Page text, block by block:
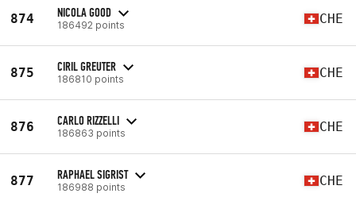
874 NICOLA GOOD
186492 points CHE
875 CIRIL GREUTER
186810 points CHE
876 CARLO RIZZELLI
186863 points CHE
877 RAPHAEL SIGRIST
186988 points CHE